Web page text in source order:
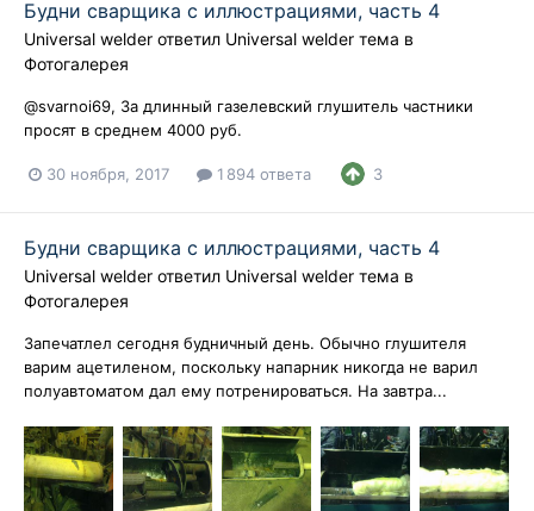
Будни сварщика с иллюстрациями, часть 4
Universal welder ответил Universal welder тема в
Фотогалерея
@svarnoi69, За длинный газелевский глушитель частники
просят в среднем 4000 руб.
30 ноября, 2017 1 894 ответа 3
Будни сварщика с иллюстрациями, часть 4
Universal welder ответил Universal welder тема в
Фотогалерея
Запечатлел сегодня будничный день. Обычно глушителя
варим ацетиленом, поскольку напарник никогда не варил
полуавтоматом дал ему потренироваться. На завтра...